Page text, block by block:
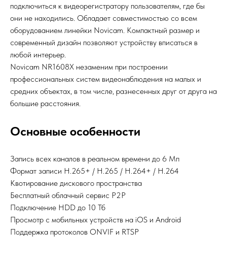
подключиться к видеорегистратору пользователям, где бы
они не находились. Обладает совместимостью со всем
оборудованием линейки Novicam. Компактный размер и
современный дизайн позволяют устройству вписаться в
любой интерьер.
Novicam NR1608X незаменим при построении
профессиональных систем видеонаблюдения на малых и
средних объектах, в том числе, разнесенных друг от друга на
большие расстояния.
Основные особенности
Запись всех каналов в реальном времени до 6 Мп
Формат записи H.265+ / H.265 / H.264+ / H.264
Квотирование дискового пространства
Бесплатный облачный сервис Р2Р
Подключение HDD до 10 Тб
Просмотр с мобильных устройств на iOS и Android
Поддержка протоколов ONVIF и RTSP